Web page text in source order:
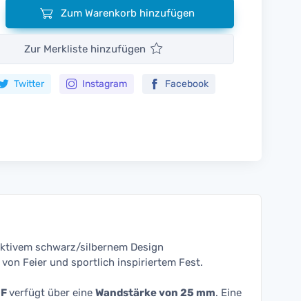
Zum Warenkorb hinzufügen
Zur Merkliste hinzufügen
Twitter Instagram Facebook
schwarz/silbernem Design
Feier und sportlich inspiriertem Fest.
verfügt über eine Wandstärke von 25 mm. Eine